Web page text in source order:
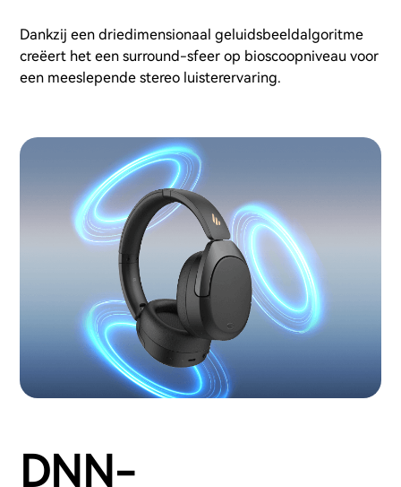
Dankzij een driedimensionaal geluidsbeeldalgoritme
creëert het een surround-sfeer op bioscoopniveau voor
een meeslepende stereo luisterervaring.
DNN-